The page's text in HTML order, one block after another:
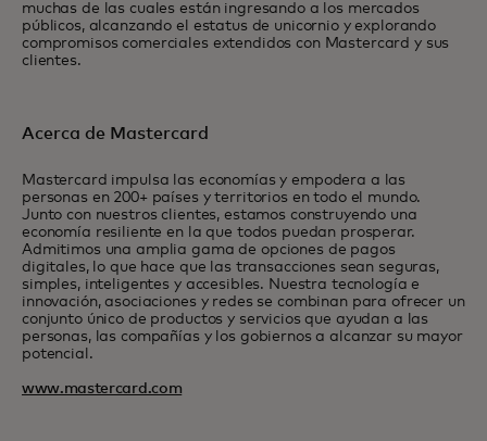
muchas de las cuales están ingresando a los mercados
públicos, alcanzando el estatus de unicornio y explorando
compromisos comerciales extendidos con Mastercard y sus
clientes.
Acerca de Mastercard
Mastercard impulsa las economías y empodera a las
personas en 200+ países y territorios en todo el mundo.
Junto con nuestros clientes, estamos construyendo una
economía resiliente en la que todos puedan prosperar.
Admitimos una amplia gama de opciones de pagos
digitales, lo que hace que las transacciones sean seguras,
simples, inteligentes y accesibles. Nuestra tecnología e
innovación, asociaciones y redes se combinan para ofrecer un
conjunto único de productos y servicios que ayudan a las
personas, las compañías y los gobiernos a alcanzar su mayor
potencial.
www.mastercard.com